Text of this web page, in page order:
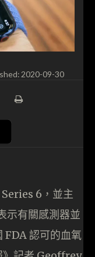
2020-09-30
6，並主
示有關感測器並
FDA 認可的血氧